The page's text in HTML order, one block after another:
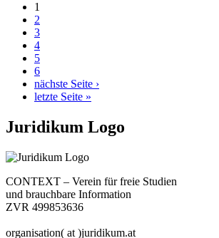
1
2
3
4
5
6
nächste Seite ›
letzte Seite »
Juridikum Logo
CONTEXT – Verein für freie Studien
und brauchbare Information
ZVR 499853636
organisation( at )juridikum.at